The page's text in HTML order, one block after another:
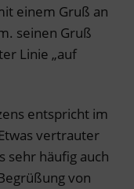
einem Gruß an
seinen Gruß
Linie „auf
entspricht im
vertrauter
sehr häufig auch
von